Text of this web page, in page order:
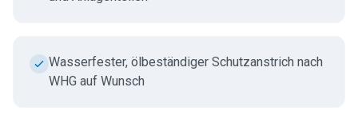
Wasserfester, ölbeständiger Schutzanstrich nach
WHG auf Wunsch